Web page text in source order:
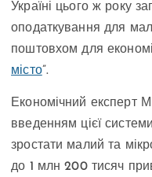
Україні цього ж року
оподаткування для
поштовхом для
місто”.
Економічний експерт
введенням цієї
зростати малий та
до 1 млн 200 тисяч